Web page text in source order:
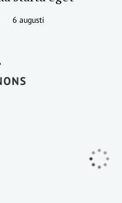
6 augusti